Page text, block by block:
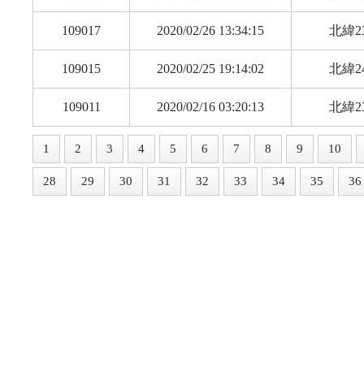
109017 2020/02/26 13:34:15 北緯
109015 2020/02/25 19:14:02 北緯
109011 2020/02/16 03:20:13 北緯
1 2 3 4 5 6 7 8 9 10
28 29 30 31 32 33 34 35 36